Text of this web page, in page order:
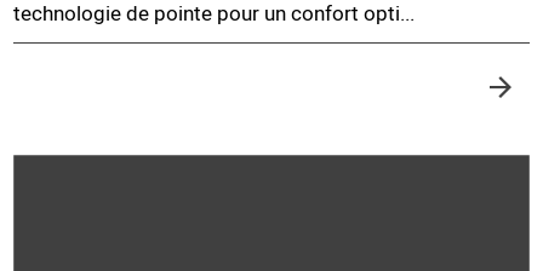
technologie de pointe pour un confort opti...